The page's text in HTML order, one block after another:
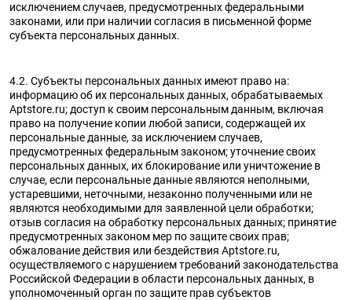
исключением случаев, предусмотренных федеральными
законами, или при наличии согласия в письменной форме
субъекта персональных данных.
4.2. Субъекты персональных данных имеют право на:
информацию об их персональных данных, обрабатываемых
Aptstore.ru; доступ к своим персональным данным, включая
право на получение копии любой записи, содержащей их
персональные данные, за исключением случаев,
предусмотренных федеральным законом; уточнение своих
персональных данных, их блокирование или уничтожение в
случае, если персональные данные являются неполными,
устаревшими, неточными, незаконно полученными или не
являются необходимыми для заявленной цели обработки;
отзыв согласия на обработку персональных данных; принятие
предусмотренных законом мер по защите своих прав;
обжалование действия или бездействия Aptstore.ru,
осуществляемого с нарушением требований законодательства
Российской Федерации в области персональных данных, в
уполномоченный орган по защите прав субъектов